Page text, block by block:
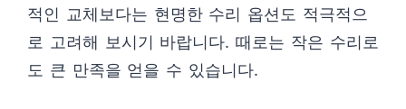
적인 교체보다는 현명한 수리 옵션도 적극적으
로 고려해 보시기 바랍니다. 때로는 작은 수리로
도 큰 만족을 얻을 수 있습니다.